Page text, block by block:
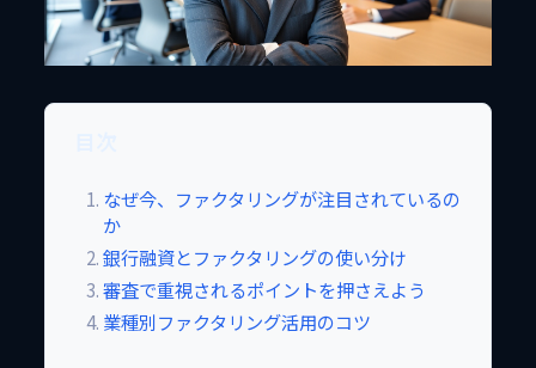
なぜ今、ファクタリングが注目されているの
か
銀行融資とファクタリングの使い分け
審査で重視されるポイントを押さえよう
業種別ファクタリング活用のコツ